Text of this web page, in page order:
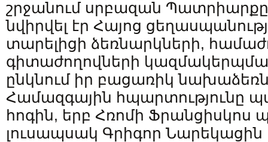
շրջանում սրբազան Պատրիարքը
նվիրվել էր Հայոց
տարելիցի ձեռնարկների,
գիտաժողովների
ընկնում իր բացառիկ
Համազգային հպարտությունը
հոգին, երբ Հռոմի Ֆրանցիսկոս
լուսապսակ Գրիգոր Նարեկացին